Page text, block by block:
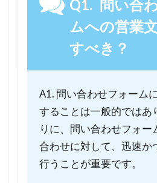
ォーム
への営
業文面
を送付
のよう
なポイ
ントに
べきで
しょう
Q1. 問い合
ムへの営業
すべき？
A1. 問い合わせフォーム
することは一般的ではあ
りに、問い合わせフォー
合わせに対して、迅速か
行うことが重要です。